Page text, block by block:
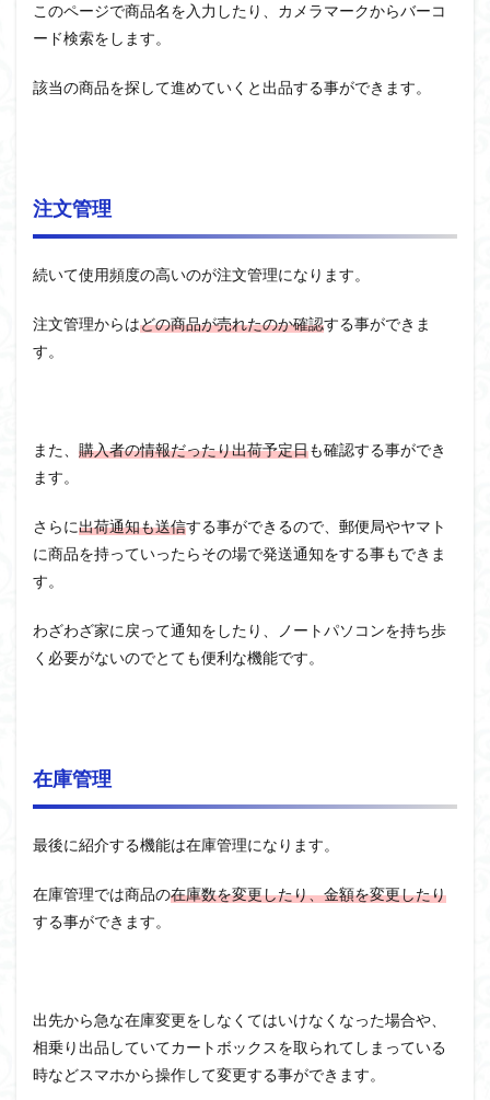
このページで商品名を入力したり、カメラマークからバーコ
ード検索をします。
該当の商品を探して進めていくと出品する事ができます。
注文管理
続いて使用頻度の高いのが注文管理になります。
注文管理からはどの商品が売れたのか確認する事ができま
す。
また、 購入者の情報だったり出荷予定日も確認する事ができ
ます。
さらに出荷通知も送信する事ができるので、郵便局やヤマト
に商品を持っていったらその場で発送通知をする事もできま
す。
わざわざ家に戻って通知をしたり、ノートパソコンを持ち歩
く必要がないのでとても便利な機能です。
在庫管理
最後に紹介する機能は在庫管理になります。
在庫管理では商品の在庫数を変更したり、金額を変更したり
する事ができます。
出先から急な在庫変更をしなくてはいけなくなった場合や、
相乗り出品していてカートボックスを取られてしまっている
時などスマホから操作して変更する事ができます。